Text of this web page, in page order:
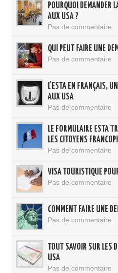
POURQUOI DEMANDER
AUX USA ?
Pas de commentaire
QUI PEUT FAIRE UNE
Pas de commentaire
L’ESTA EN FRANÇAIS,
AUX USA
Pas de commentaire
LE FORMULAIRE ESTA
LES CITOYENS
Pas de commentaire
VISA TOURISTIQUE
Pas de commentaire
COMMENT FAIRE UNE
Pas de commentaire
TOUT SAVOIR SUR LES
USA
Pas de commentaire